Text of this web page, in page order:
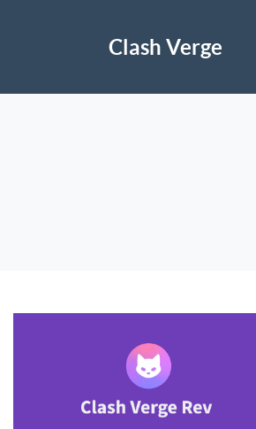
Clash Verge